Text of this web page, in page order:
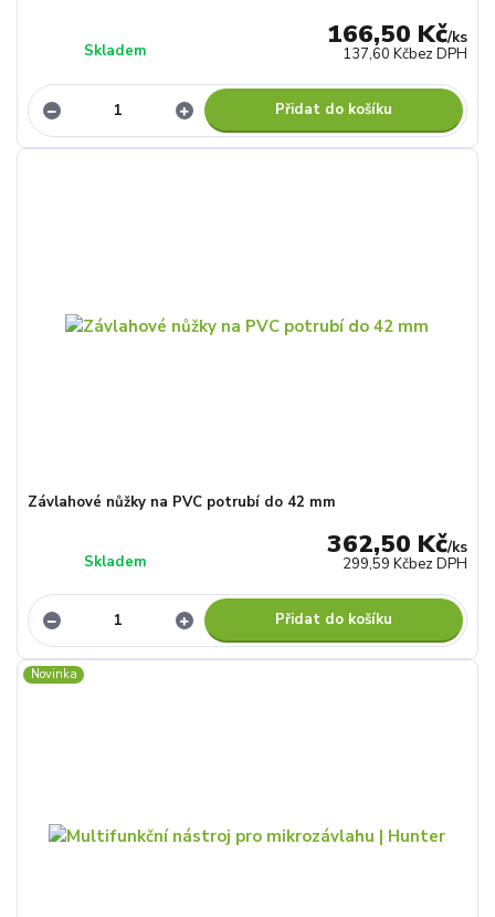
166,50 Kč/ks
137,60 Kčbez DPH
Skladem
Přidat do košíku
Závlahové nůžky na PVC potrubí do 42 mm
362,50 Kč/ks
299,59 Kčbez DPH
Skladem
Přidat do košíku
Novinka